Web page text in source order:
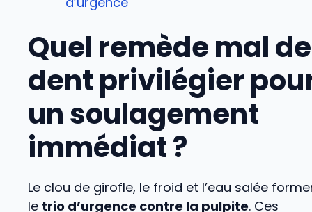
Quel remède mal de
dent privilégier
un soulagement
immédiat ?
Le clou de girofle, le froid et l’eau salée
le trio d’urgence contre la pulpite. Ces